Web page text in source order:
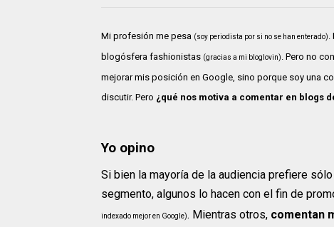
Mi profesión me pesa (soy periodista por si no se han enterado)
blogósfera fashionistas (gracias a mi bloglovin)
. Pero no
mejorar mis posición en Google, sino porque soy una
discutir. Pero ¿qué nos motiva a comentar en blogs
Yo opino
Si bien la mayoría de la audiencia prefiere
segmento, algunos lo hacen con el fin de
indexado mejor en Google). Mientras otros, comentan